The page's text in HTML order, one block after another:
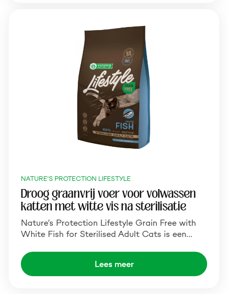
NATURE'S PROTECTION LIFESTYLE
Droog graanvrij voer voor volwassen
katten met witte vis na sterilisatie
Nature’s Protection Lifestyle Grain Free with
White Fish for Sterilised Adult Cats is een…
Lees meer